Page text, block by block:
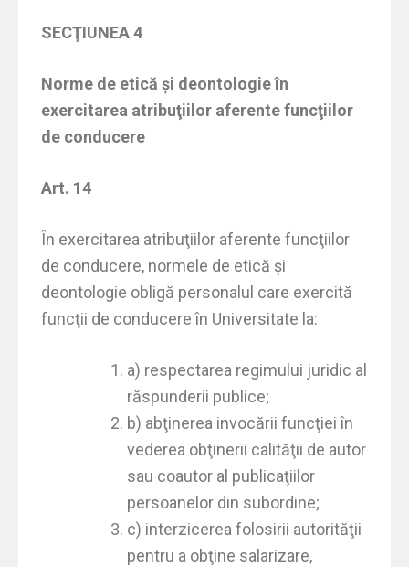
SECŢIUNEA 4
Norme de etică şi deontologie în
exercitarea atribuţiilor aferente funcţiilor
de conducere
Art. 14
În exercitarea atribuţiilor aferente funcţiilor
de conducere, normele de etică şi
deontologie obligă personalul care exercită
funcţii de conducere în Universitate la:
a) respectarea regimului juridic al
răspunderii publice;
b) abţinerea invocării funcţiei în
vederea obţinerii calităţii de autor
sau coautor al publicaţiilor
persoanelor din subordine;
c) interzicerea folosirii autorităţii
pentru a obţine salarizare,